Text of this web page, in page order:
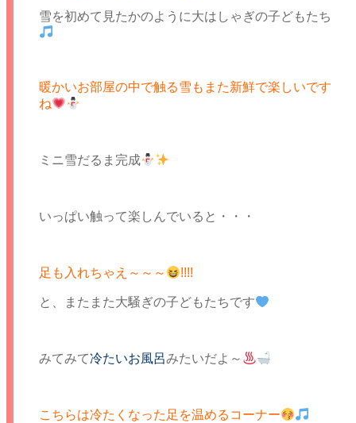
雪を初めて見たかのように大はしゃぎの子どもたち
暖かいお部屋の中で触る雪もまた新鮮で楽しいです
ね
ミニ雪だるま完成
いっぱい触って楽しんでいると・・・
足も入れちゃえ～～～ !!!!
と、またまた大騒ぎの子どもたちです
みてみて冷たいお風呂みたいだよ～
こちらは冷たくなった足を温めるコーナー